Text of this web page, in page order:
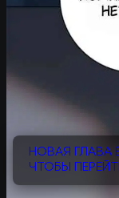
НОВАЯ ГЛАВА
ЧТОБЫ